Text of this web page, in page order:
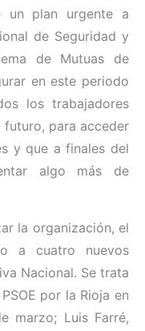
un plan urgente a
de Seguridad y
de Mutuas de
en este periodo
los trabajadores
para acceder
y que a finales del
algo más de
la organización, el
a cuatro nuevos
Nacional. Se trata
por la Rioja en
marzo; Luis Farré,